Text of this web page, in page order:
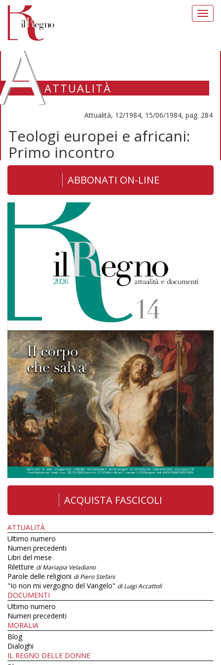
ATTUALITÀ
Attualità, 12/1984, 15/06/1984, pag. 284
Teologi europei e africani:
Primo incontro
ABBONATI ON-LINE
ACQUISTA FASCICOLI
ATTUALITÀ
Ultimo numero
Numeri precedenti
Libri del mese
Riletture di Mariapia Veladiano
Parole delle religioni di Piero Stefani
"Io non mi vergogno del Vangelo" di Luigi Accattoli
DOCUMENTI
Ultimo numero
Numeri precedenti
MORALIA
Blog
Dialoghi
IL REGNO DELLE DONNE